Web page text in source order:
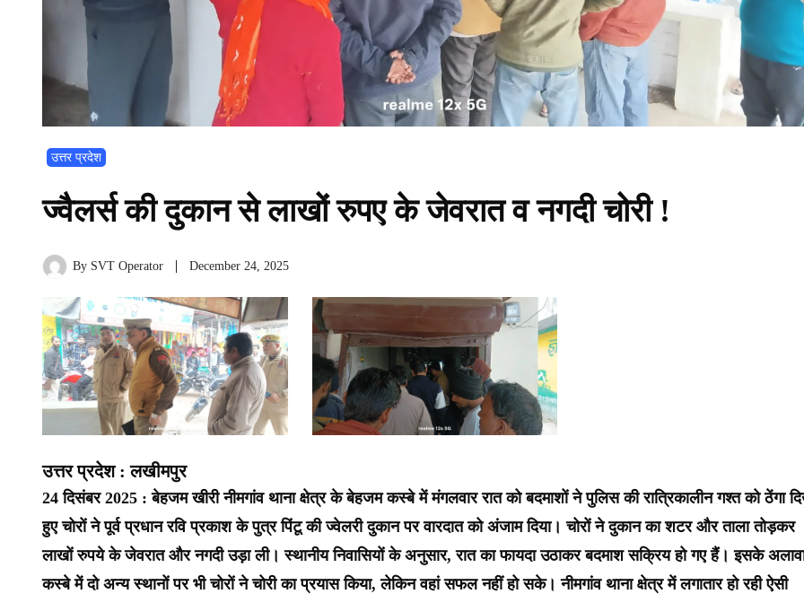
उत्तर प्रदेश
ज्वैलर्स की दुकान से लाखों रुपए के जेवरात व नगदी चोरी !
By SVT Operator December 24, 2025
उत्तर प्रदेश : लखीमपुर
24 दिसंबर 2025 : बेहजम खीरी नीमगांव थाना क्षेत्र के बेहजम कस्बे में मंगलवार रात को बदमाशों ने पुलिस की रात्रिकालीन गश्त को ठेंगा
हुए चोरों ने पूर्व प्रधान रवि प्रकाश के पुत्र पिंटू की ज्वेलरी दुकान पर वारदात को अंजाम दिया। चोरों ने दुकान का शटर और ताला तोड़कर
लाखों रुपये के जेवरात और नगदी उड़ा ली। स्थानीय निवासियों के अनुसार, रात का फायदा उठाकर बदमाश सक्रिय हो गए हैं। इसके
कस्बे में दो अन्य स्थानों पर भी चोरों ने चोरी का प्रयास किया, लेकिन वहां सफल नहीं हो सके। नीमगांव थाना क्षेत्र में लगातार हो रही ऐसी